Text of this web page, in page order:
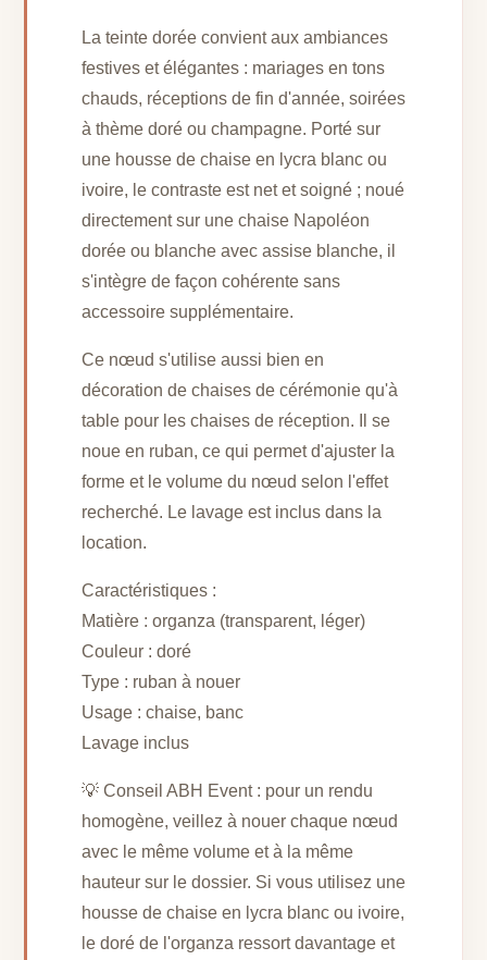
La teinte dorée convient aux ambiances
festives et élégantes : mariages en tons
chauds, réceptions de fin d'année, soirées
à thème doré ou champagne. Porté sur
une housse de chaise en lycra blanc ou
ivoire, le contraste est net et soigné ; noué
directement sur une chaise Napoléon
dorée ou blanche avec assise blanche, il
s'intègre de façon cohérente sans
accessoire supplémentaire.
Ce nœud s'utilise aussi bien en
décoration de chaises de cérémonie qu'à
table pour les chaises de réception. Il se
noue en ruban, ce qui permet d'ajuster la
forme et le volume du nœud selon l'effet
recherché. Le lavage est inclus dans la
location.
Caractéristiques :
Matière : organza (transparent, léger)
Couleur : doré
Type : ruban à nouer
Usage : chaise, banc
Lavage inclus
💡 Conseil ABH Event : pour un rendu
homogène, veillez à nouer chaque nœud
avec le même volume et à la même
hauteur sur le dossier. Si vous utilisez une
housse de chaise en lycra blanc ou ivoire,
le doré de l'organza ressort davantage et